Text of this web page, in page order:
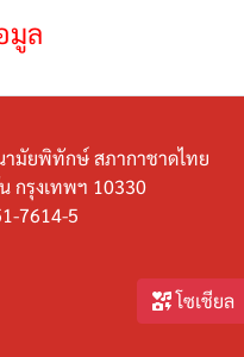
โซเชียล
มูล
ามัยพิทักษ์ สภากาชาดไทย
กรุงเทพฯ 10330
7614-5